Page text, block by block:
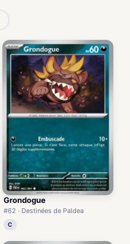
Grondogue
#62 · Destinées de Paldea
C